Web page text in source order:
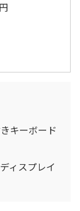
キーボード
ィスプレイ